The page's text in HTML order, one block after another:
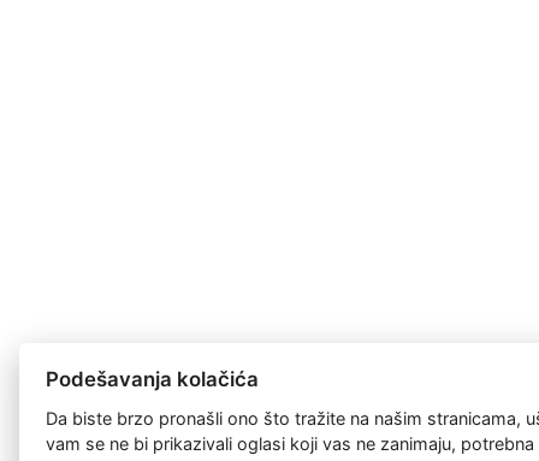
Podešavanja kolačića
Da biste brzo pronašli ono što tražite na našim stranicama,
vam se ne bi prikazivali oglasi koji vas ne zanimaju,